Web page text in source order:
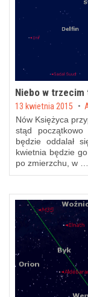
Niebo w
Posted on
13 kwietnia 2015 by
Nów Księżyca
stąd
będzie oddalał
kwietnia będzie
po zmierzchu, w …